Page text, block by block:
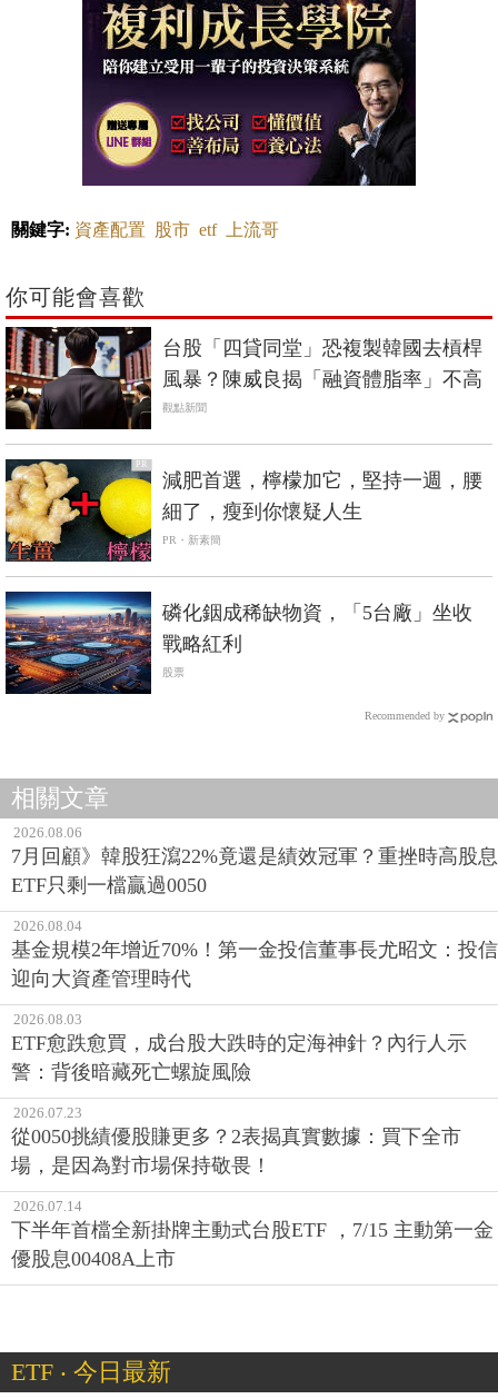
關鍵字: 資產配置 股市 etf 上流哥
你可能會喜歡
台股「四貸同堂」恐複製韓國去槓桿
風暴？陳威良揭「融資體脂率」不高
觀點新聞
PR
減肥首選，檸檬加它，堅持一週，腰
細了，瘦到你懷疑人生
PR・新素簡
磷化銦成稀缺物資，「5台廠」坐收
戰略紅利
股票
Recommended by
相關文章
2026.08.06
7月回顧》韓股狂瀉22%竟還是績效冠軍？重挫時高股息
ETF只剩一檔贏過0050
2026.08.04
基金規模2年增近70%！第一金投信董事長尤昭文：投信
迎向大資產管理時代
2026.08.03
ETF愈跌愈買，成台股大跌時的定海神針？內行人示
警：背後暗藏死亡螺旋風險
2026.07.23
從0050挑績優股賺更多？2表揭真實數據：買下全市
場，是因為對市場保持敬畏！
2026.07.14
下半年首檔全新掛牌主動式台股ETF ，7/15 主動第一金
優股息00408A上市
ETF ‧ 今日最新